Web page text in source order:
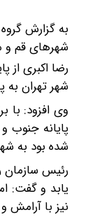
به گزارش
شهرهای قم و
رضا اکبری از
شهر تهران به
وی افزود: با
پایانه جنوب
شده بود به
رئیس سازمان
یابد و گفت:
نیز با